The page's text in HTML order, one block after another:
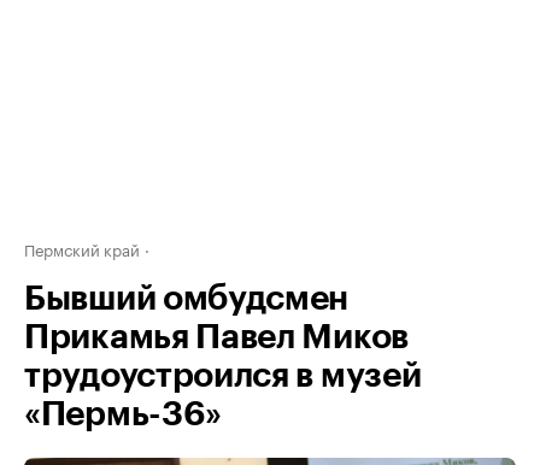
Пермский край
Бывший омбудсмен
Прикамья Павел Миков
трудоустроился в музей
«Пермь-36»